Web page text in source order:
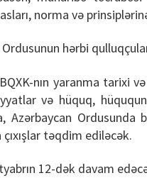
norma və
hərbi
nın yaranma tarixi
və hüquq,
Azərbaycan
təqdim ediləcək.
12-dək davam